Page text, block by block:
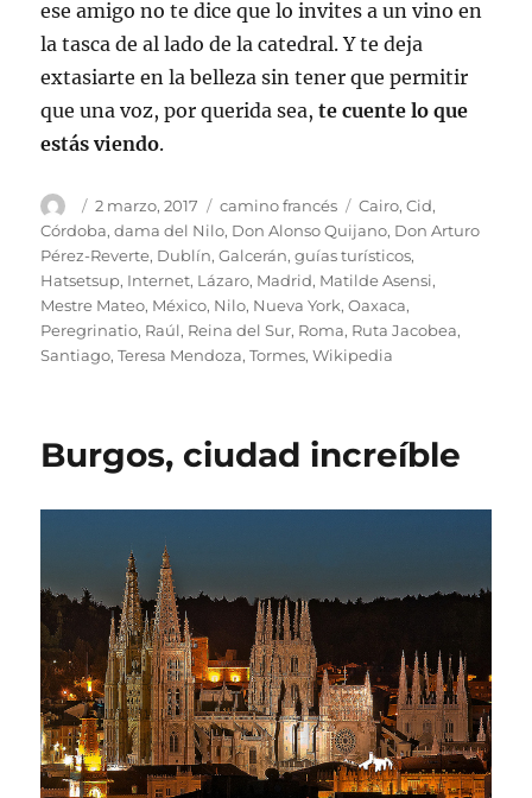
ese amigo no te dice que lo invites a un vino en
la tasca de al lado de la catedral. Y te deja
extasiarte en la belleza sin tener que permitir
que una voz, por querida sea,te cuente lo que
estás viendo.
Autor
Publicado
el
2 marzo, 2017 Categorías
camino francés Etiquetas
Cairo,Cid,
Córdoba,dama del Nilo, Don Alonso Quijano, Don Arturo
Pérez-Reverte, Dublín,Galcerán,guías turísticos,
Hatsetsup, Internet, Lázaro, Madrid, Matilde Asensi,
Mestre Mateo, México, Nilo, Nueva York,Oaxaca,
Peregrinatio, Raúl, Reina del Sur, Roma, Ruta Jacobea,
Santiago,Teresa Mendoza,Tormes,Wikipedia
Burgos, ciudad increíble